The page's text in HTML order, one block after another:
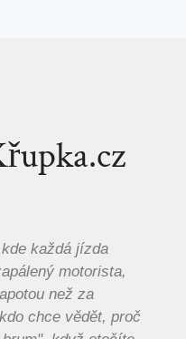
každá jízda
motorista,
než za
chce vědět, proč